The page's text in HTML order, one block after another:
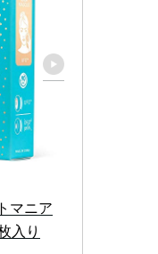
マニア
入り